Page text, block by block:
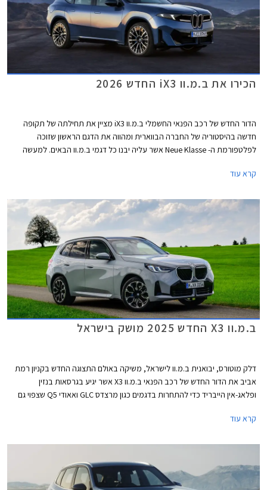
הכירו את ב.מ.וו iX3 החדש 2026
הדור החדש של רכב הפנאי החשמלי ב.מ.וו iX3 מציין את תחילתה של תקופה
חדשה בהיסטוריה של החברה הבווארית ומהווה את הדגם הראשון שזוכה
לפלטפורמת ה- Neue Klasse אשר עליה יבנו כל דגמי ב.מ.וו הבאים. למעשה
הקרובות ויש בו לא מעט חידושים מעניינים.
קרא עוד
ב.מ.וו X3 החדש 2025 מושק בישראל
דלק מוטורס, יבואנית ב.מ.וו לישראל, משיקה באולם התצוגה החדש בקניון רמת
אביב את הדור החדש של רכב הפנאי ב.מ.וו X3 אשר יגיע בגרסאות בנזין
ופלאג-אין הייבריד כדי להתחרות בדגמים כגון מרצדס GLC ואאודי Q5 שצפוי גם
נפרד עם עיצוב שונה לחלוטין ופלטפורמה חשמלית ייעודית.
קרא עוד